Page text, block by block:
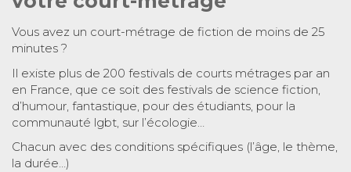
Vous avez un court-métrage de fiction de moins de 25
minutes ?
Il existe plus de 200 festivals de courts métrages par an
en France, que ce soit des festivals de science fiction,
d’humour, fantastique, pour des étudiants, pour la
communauté lgbt, sur l’écologie…
Chacun avec des conditions spécifiques (l’âge, le thème,
la durée…)